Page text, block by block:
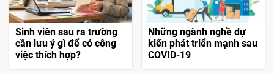
Sinh viên sau ra trường
cần lưu ý gì để có công
việc thích hợp?
Những ngành nghề dự
kiến phát triển mạnh sau
COVID-19